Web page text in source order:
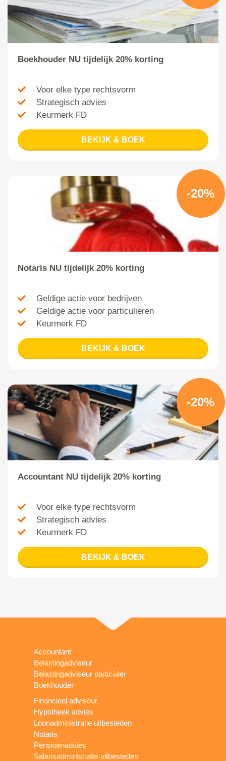
Boekhouder NU tijdelijk 20% korting
Voor elke type rechtsvorm
Strategisch advies
Keurmerk FD
BEKIJK & BOEK
-20%
Notaris NU tijdelijk 20% korting
Geldige actie voor bedrijven
Geldige actie voor particulieren
Keurmerk FD
BEKIJK & BOEK
-20%
Accountant NU tijdelijk 20% korting
Voor elke type rechtsvorm
Strategisch advies
Keurmerk FD
BEKIJK & BOEK
Accountant
Belastingadviseur
Belastingadviseur particulier
Boekhouder
Financieel adviseur
Hypotheek advies
Loonadministratie uitbesteden
Notaris
Pensioenadvies
Salarisadministratie uitbesteden